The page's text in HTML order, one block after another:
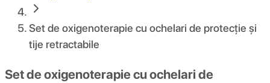
Set de oxigenoterapie cu ochelari de protecție și
tije retractabile
Set de oxigenoterapie cu ochelari de